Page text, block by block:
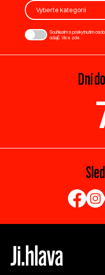
Vyberte kategorii
Souhlasím s poskytnutím
údajů. Více zde
Dní